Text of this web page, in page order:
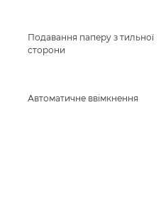
Подавання паперу з тильної
сторони
Автоматичне ввімкнення